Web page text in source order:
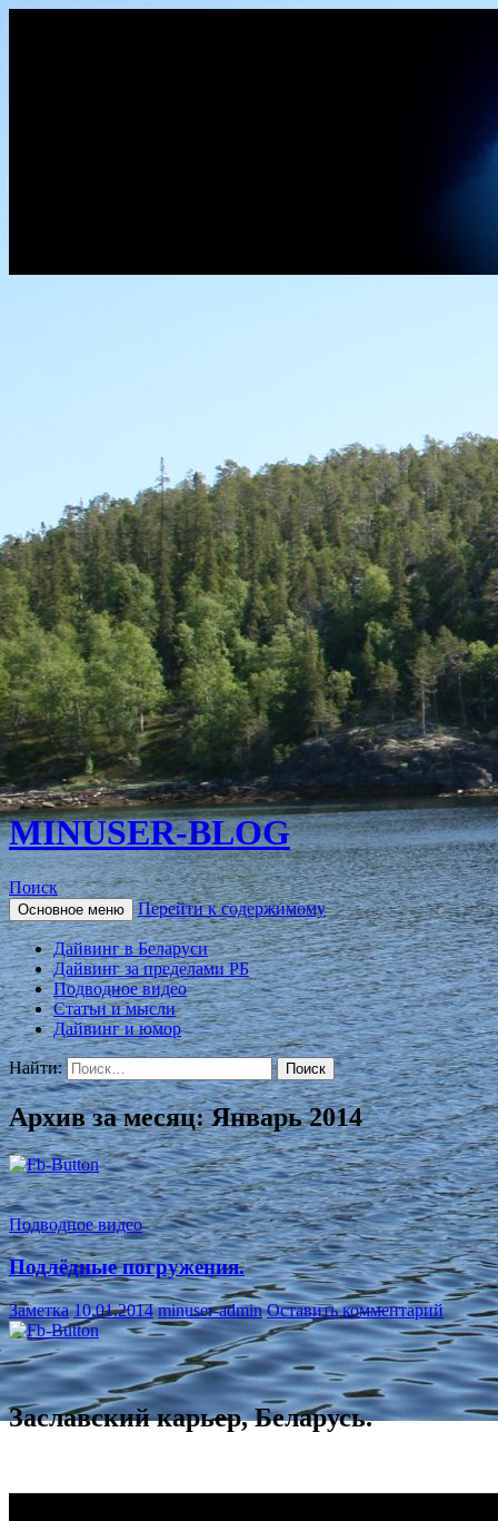
MINUSER-BLOG
Поиск
Основное меню Перейти к содержимому
Дайвинг в Беларуси
Дайвинг за пределами РБ
Подводное видео
Статьи и мысли
Дайвинг и юмор
Найти:
Архив за месяц: Январь 2014
Подводное видео
Подлёдные погружения.
Заметка 10.01.2014 minuser-admin Оставить комментарий
Заславский карьер, Беларусь.